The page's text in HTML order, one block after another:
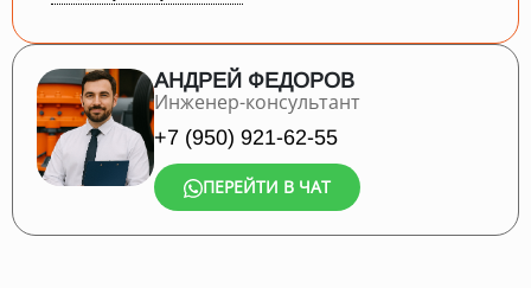
АНДРЕЙ ФЕДОРОВ
Инженер-консультант
+7 (950) 921-62-55
ПЕРЕЙТИ В ЧАТ